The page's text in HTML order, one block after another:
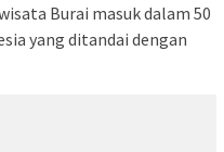
Burai masuk dalam 50
yang ditandai dengan